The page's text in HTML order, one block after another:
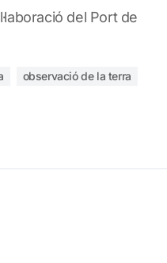
del Port de
observació de la terra